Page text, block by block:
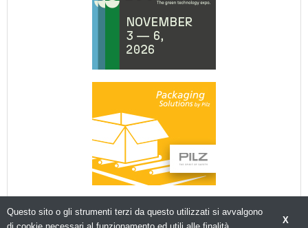
X
Questo sito o gli strumenti terzi da questo utilizzati si avvalgono